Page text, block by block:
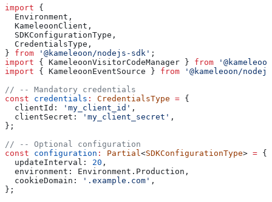
import {
  Environment
,
  KameleoonClient
,
  SDKConfigurationType
,
  CredentialsType
,
} from '@kameleoon/nodejs-sdk' ;
import { KameleoonVisitorCodeManager } from
import { KameleoonEventSource } from '@kameleoon/
// -- Mandatory credentials
const credentials : CredentialsType = {
  clientId:
'my_client_id' ,
  clientSecret:
'my_client_secret' ,
};
// -- Optional configuration
const configuration : Partial <SDKConfigurationType> = {
  updateInterval:
20 ,
  environment:
Environment . Production ,
  cookieDomain:
'.example.com' ,
};